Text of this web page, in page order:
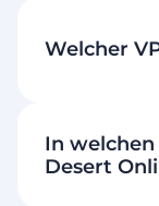
Welcher
In
Desert